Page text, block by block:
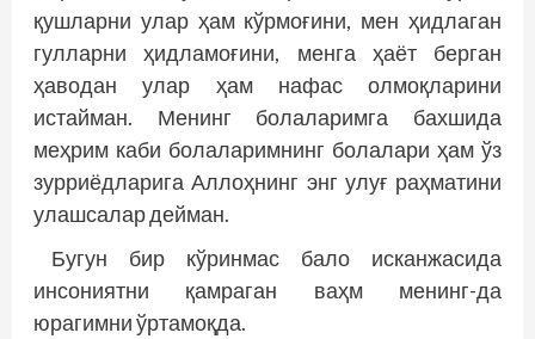
қушларни улар ҳам кўрмоғини, мен ҳидлаган
гулларни ҳидламоғини, менга ҳаёт берган
ҳаводан улар ҳам нафас олмоқларини
истайман. Менинг болаларимга бахшида
меҳрим каби болаларимнинг болалари ҳам ўз
зурриёдларига Аллоҳнинг энг улуғ раҳматини
улашсалар дейман.
Бугун бир кўринмас бало исканжасида
инсониятни қамраган ваҳм менинг-да
юрагимни ўртамоқда.